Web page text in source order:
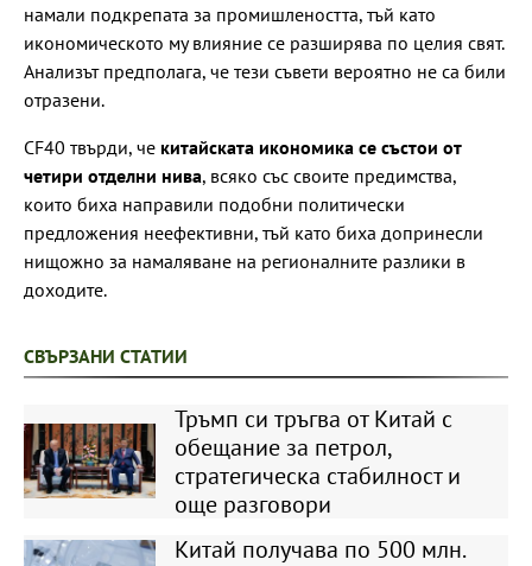
намали подкрепата за промишлеността, тъй като
икономическото му влияние се разширява по целия свят.
Анализът предполага, че тези съвети вероятно не са били
отразени.
CF40 твърди, че китайската икономика се състои от
четири отделни нива, всяко със своите предимства,
които биха направили подобни политически
предложения неефективни, тъй като биха допринесли
нищожно за намаляване на регионалните разлики в
доходите.
СВЪРЗАНИ СТАТИИ
Тръмп си тръгва от Китай с
обещание за петрол,
стратегическа стабилност и
още разговори
Китай получава по 500 млн.